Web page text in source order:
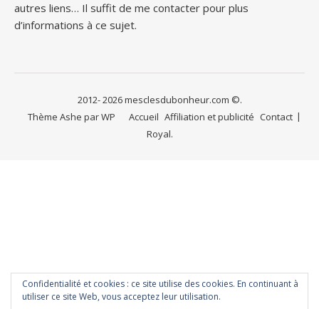
autres liens… Il suffit de me contacter pour plus
d’informations à ce sujet.
2012- 2026 mesclesdubonheur.com ©.
Accueil Affiliation et publicité Contact
Thème Ashe parWP
Royal.
Confidentialité et cookies : ce site utilise des cookies. En continuant à
utiliser ce site Web, vous acceptez leur utilisation.